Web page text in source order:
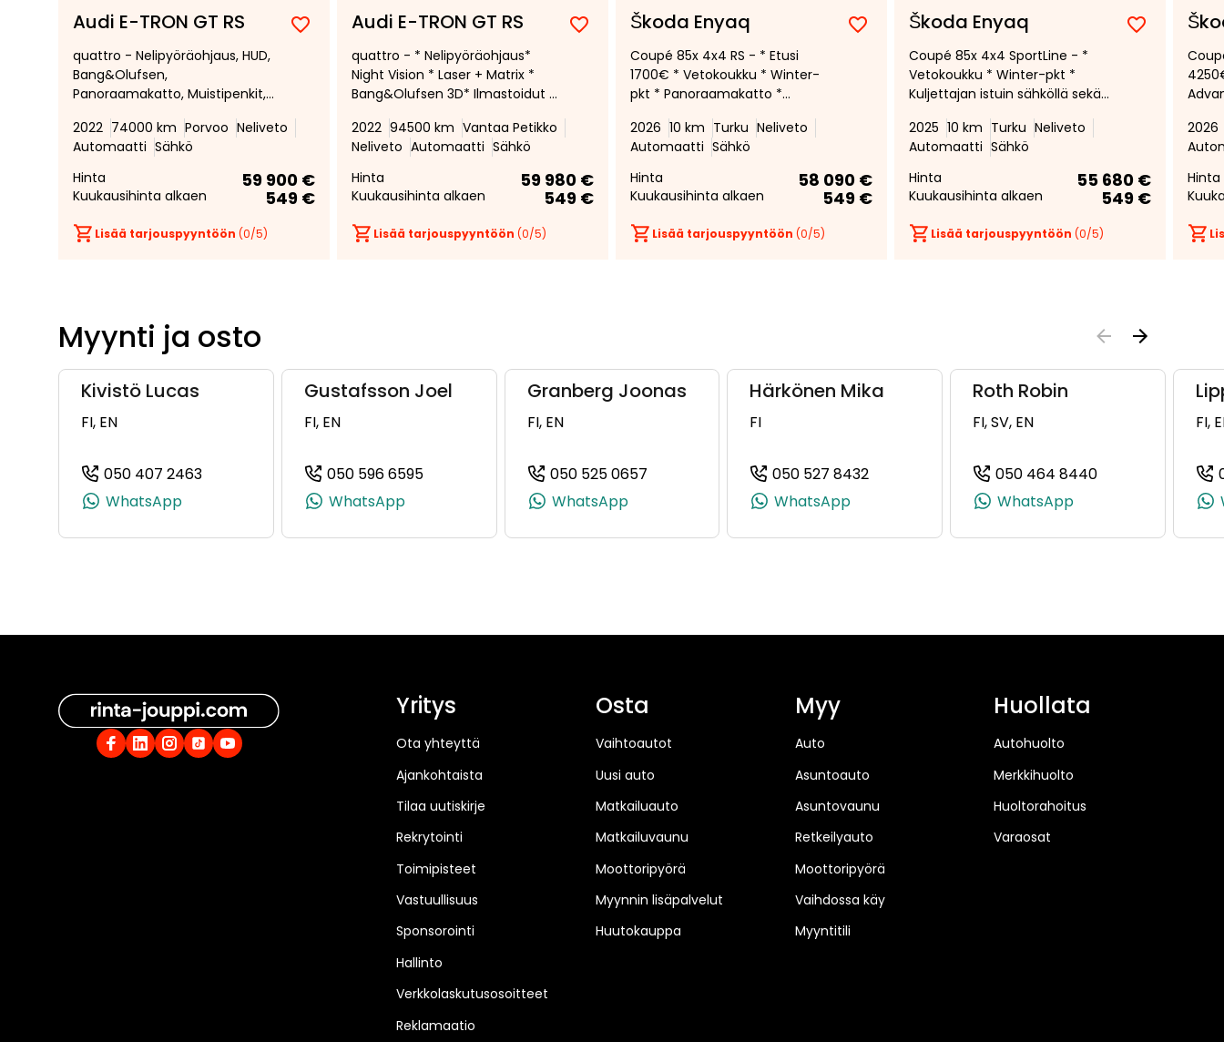
Audi E-TRON GT RS
Lisää
suosikiksi
Poista
suosikeista
quattro - Nelipyöräohjaus, HUD,
Bang&Olufsen,
Panoraamakatto, Muistipenkit,
Laser, 360 kamera,
Lämpöpumppu, Ilmastoidut
etuistuimet, Mukautuva
vakionopeudensäädin,
2022 74000 km Porvoo Neliveto
Automaatti Sähkö
Hinta
59 900 €
Kuukausihinta alkaen 549 €
Lisää tarjouspyyntöön (0/5)
Audi E-TRON GT RS
Lisää
suosikiksi
Poista
suosikeista
quattro - * Nelipyöräohjaus*
Night Vision * Laser + Matrix *
Bang&Olufsen 3D* Ilmastoidut +
Hiilikuitukatto * 360-kamera*
Äänieristelasit * HUD *
Adaptiivinen
vakionopeudensäädin *
2022 94500 km Vantaa Petikko
Neliveto Automaatti Sähkö
Hinta
59 980 €
Kuukausihinta alkaen 549 €
Lisää tarjouspyyntöön (0/5)
Škoda Enyaq
Lisää
suosikiksi
Poista
suosikeista
Coupé 85x 4x4 RS - * Etusi
1700€ * Vetokoukku * Winter-
pkt * Panoraamakatto *
hieronnalla * Matrix-LED -
ajovalot * Lämmitettävä
tuulilasi * Lämmitettävä ratti *
2026 10 km Turku Neliveto
Automaatti Sähkö
Hinta
58 090 €
Kuukausihinta alkaen 549 €
Lisää tarjouspyyntöön (0/5)
Škoda Enyaq
Lisää
suosikiksi
Poista
Coupé 85x 4x4 SportLine - *
Vetokoukku * Winter-pkt *
Kuljettajan istuin sähköllä sekä
ajovalot * Tuulilasinäyttö * 360
kamera * Lämmitettävä tuulilasi
*
2025 10 km Turku Neliveto
Automaatti Sähkö
Hinta
55 680 €
Kuukausihinta alkaen 549 €
Lisää tarjouspyyntöön (0/5)
360
2026
Hinta
Myynti ja osto
Kivistö Lucas
FI, EN
050 407 2463
(+358504072463, 0504072463, +358 50 407 2463)
WhatsApp
Gustafsson Joel
FI, EN
050 596 6595
(+358505966595, 0505966595, +358 50 596 6595)
WhatsApp
Granberg Joonas
FI, EN
050 525 0657
(+358505250657, 0505250657, +358 50 525 0657)
WhatsApp
Härkönen Mika
FI
050 527 8432
(+358505278432, 0505278432, +358 50 527
WhatsApp
Roth Robin
FI, SV, EN
050 464 8440
WhatsApp
FI,
Yritys
Ota yhteyttä
Ajankohtaista
Tilaa uutiskirje
Rekrytointi
Toimipisteet
Vastuullisuus
Sponsorointi
Hallinto
Verkkolaskutusosoitteet
Reklamaatio
Osta
Vaihtoautot
Uusi auto
Matkailuauto
Matkailuvaunu
Moottoripyörä
Myynnin lisäpalvelut
Huutokauppa
Myy
Auto
Asuntoauto
Asuntovaunu
Retkeilyauto
Moottoripyörä
Vaihdossa käy
Myyntitili
Huollata
Autohuolto
Merkkihuolto
Huoltorahoitus
Varaosat